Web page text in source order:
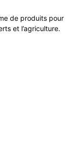
de produits pour
et l’agriculture.